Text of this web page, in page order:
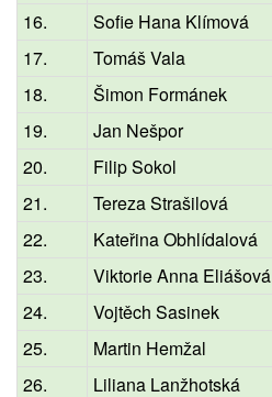
16.
Sofie Hana Klímová
17.
Tomáš Vala
18.
Šimon Formánek
19.
Jan Nešpor
20.
Filip Sokol
21.
Tereza Strašilová
22.
Kateřina Obhlídalová
23.
Viktorie Anna Eliášová
24.
Vojtěch Sasinek
25.
Martin Hemžal
26.
Liliana Lanžhotská